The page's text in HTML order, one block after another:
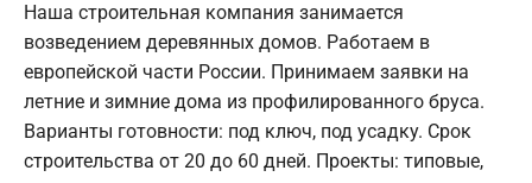
Наша строительная компания занимается
возведением деревянных домов. Работаем в
европейской части России. Принимаем заявки на
летние и зимние дома из профилированного бруса.
Варианты готовности: под ключ, под усадку. Срок
строительства от 20 до 60 дней. Проекты: типовые,